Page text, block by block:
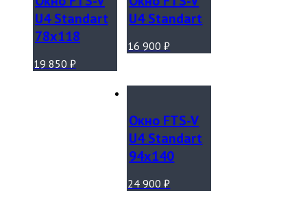
U4 Standart
78х118
19 850 ₽
U4 Standart
16 900₽
Окно FTS-V
U4 Standart
94х140
24 900₽